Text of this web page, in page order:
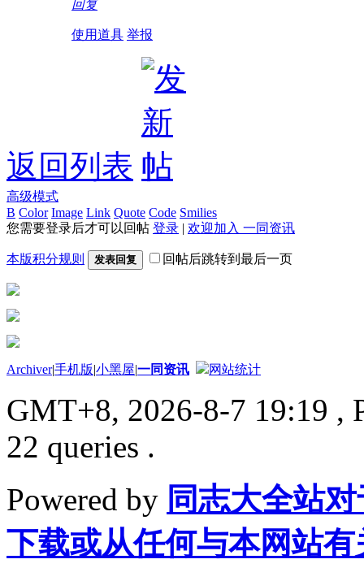
回复
使用道具 举报
返回列表
高级模式
B Color Image Link Quote Code Smilies
您需要登录后才可以回帖 登录 | 欢迎加入 一同资讯
本版积分规则 发表回复 回帖后跳转到最后一页
Archiver|手机版|小黑屋|一同资讯 网站统计
GMT+8, 2026-8-7 19:19 ,
22 queries .
Powered by 同志大全站
下载或从任何与本网站